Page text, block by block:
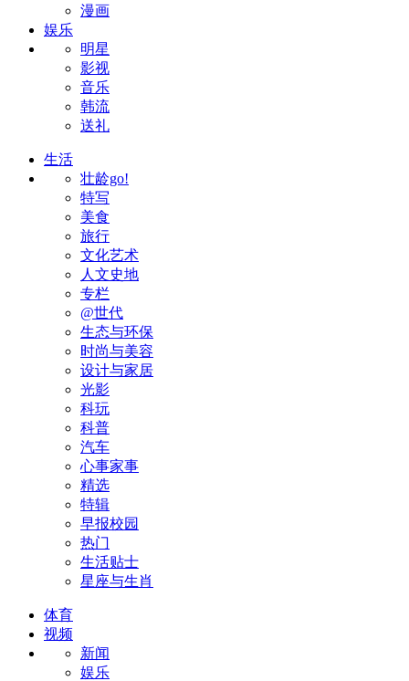
漫画
娱乐
明星
影视
音乐
韩流
送礼
生活
壮龄go!
特写
美食
旅行
文化艺术
人文史地
专栏
@世代
生态与环保
时尚与美容
设计与家居
光影
科玩
科普
汽车
心事家事
精选
特辑
早报校园
热门
生活贴士
星座与生肖
体育
视频
新闻
娱乐